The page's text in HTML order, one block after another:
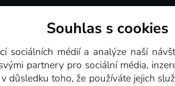
Videotéka
Souhlas s cookies
sociálních médií a analýze naší
partnery pro sociální média,
důsledku toho, že používáte jejich